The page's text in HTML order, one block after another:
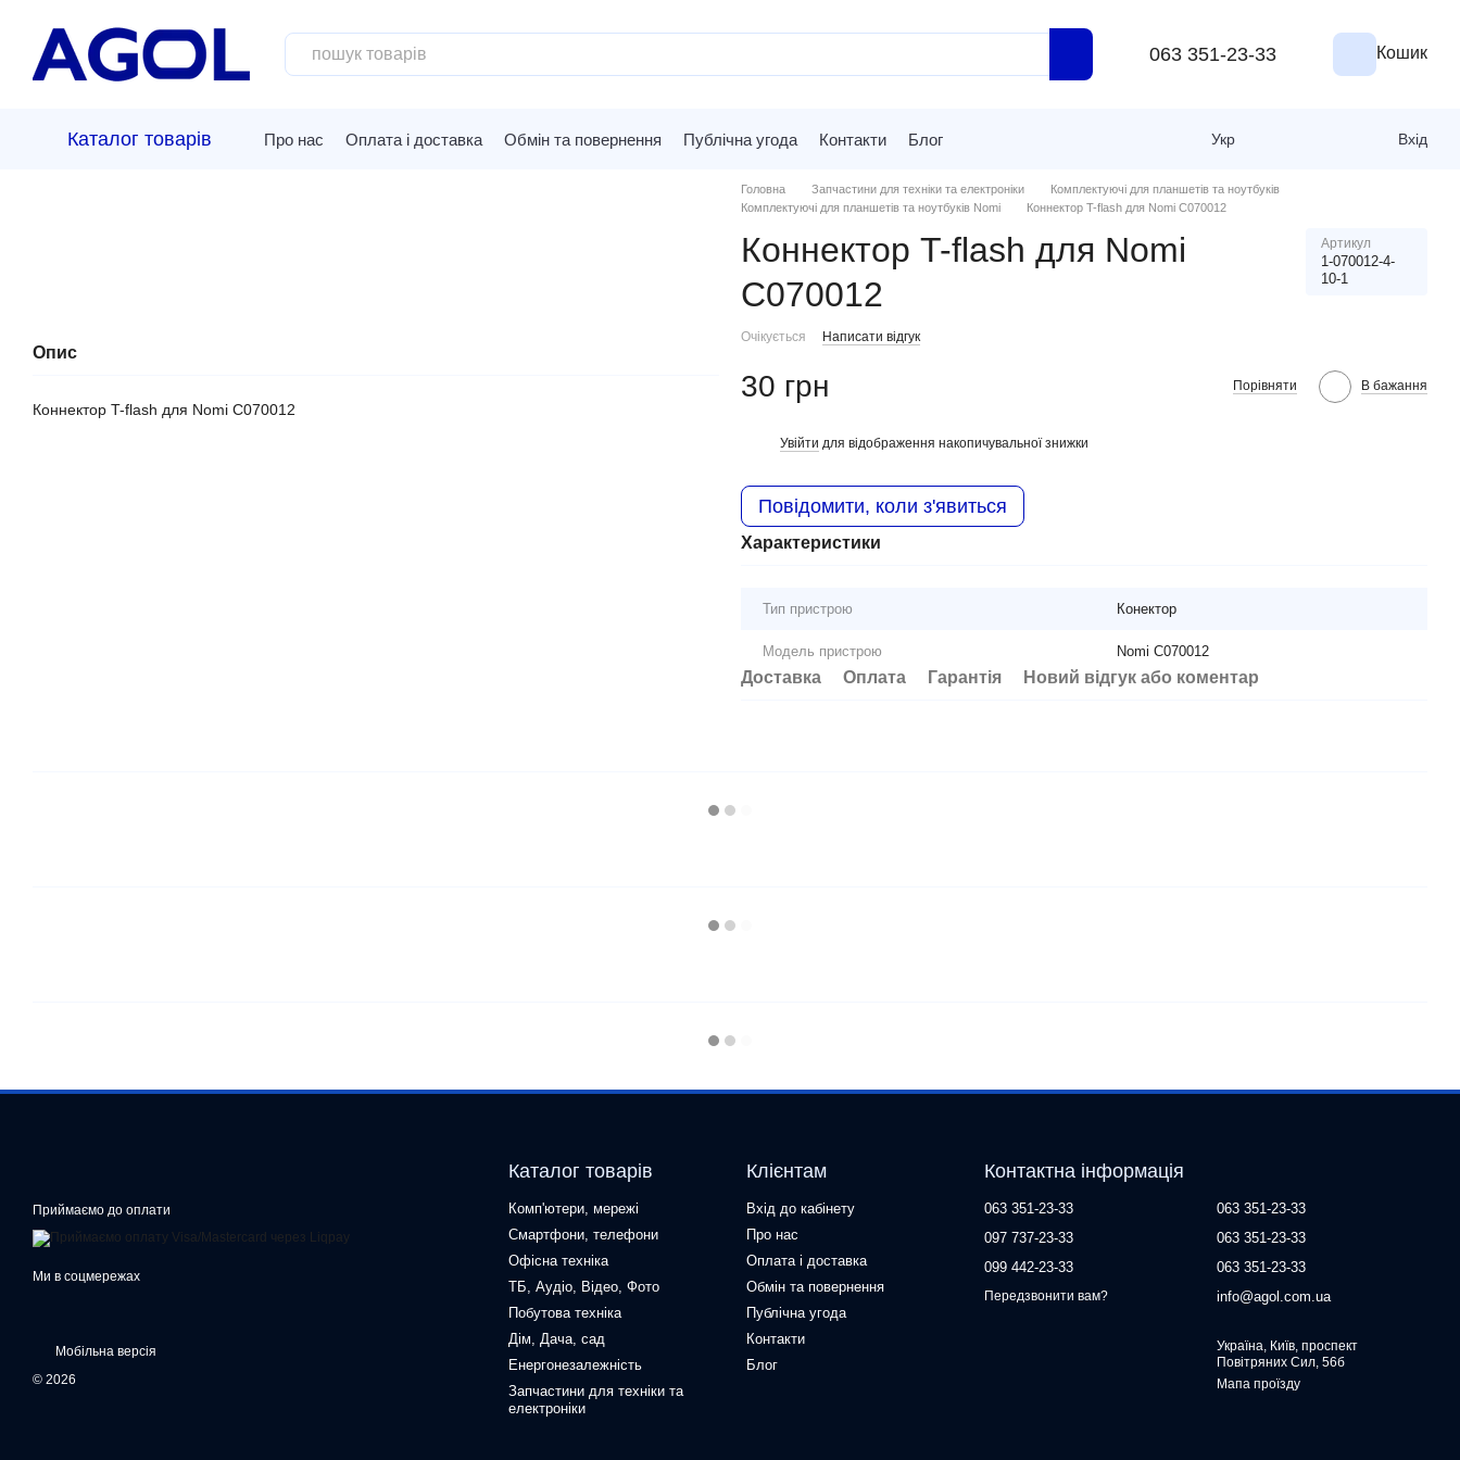
063 351-23-33 Кошик
Каталог товарів Про нас Оплата і доставка Обмін та повернення Публічна угода Контакти Блог Укр Вхід
Опис
Коннектор T-flash для Nomi C070012
Головна Запчастини для техніки та електроніки
Комплектуючі для планшетів та ноутбуків
Комплектуючі для планшетів та ноутбуків Nomi
Коннектор T-flash для Nomi C070012
Коннектор T-flash для Nomi
C070012
Артикул
1-070012-4-
10-1
Очікується Написати відгук
30 грн Порівняти В бажання
Увійти для відображення накопичувальної знижки
Повідомити, коли з'явиться
Характеристики
Тип пристрою Конектор
Модель пристрою Nomi C070012
Доставка Оплата Гарантія Новий відгук або коментар
Приймаємо до оплати
Ми в соцмережах
Мобільна версія
© 2026
Каталог товарів
Комп'ютери, мережі
Смартфони, телефони
Офісна техніка
ТБ, Аудіо, Відео, Фото
Побутова техніка
Дім, Дача, сад
Енергонезалежність
Запчастини для техніки та
електроніки
Клієнтам
Вхід до кабінету
Про нас
Оплата і доставка
Обмін та повернення
Публічна угода
Контакти
Блог
Контактна інформація
063 351-23-33
097 737-23-33
099 442-23-33
Передзвонити вам?
063 351-23-33
063 351-23-33
063 351-23-33
info@agol.com.ua
Україна, Київ, проспект
Повітряних Сил, 56б
Мапа проїзду